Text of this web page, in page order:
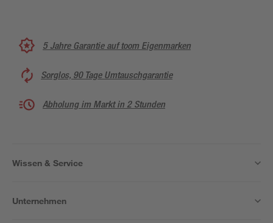
5 Jahre Garantie auf toom Eigenmarken
Sorglos, 90 Tage Umtauschgarantie
Abholung im Markt in 2 Stunden
Wissen & Service
Unternehmen